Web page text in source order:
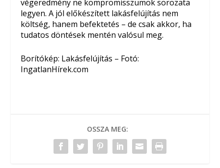
végeredmény ne kompromisszumok sorozata
legyen. A jól előkészített lakásfelújítás nem
költség, hanem befektetés – de csak akkor, ha
tudatos döntések mentén valósul meg.
Borítókép: Lakásfelújítás – Fotó:
IngatlanHírek.com
OSSZA MEG: